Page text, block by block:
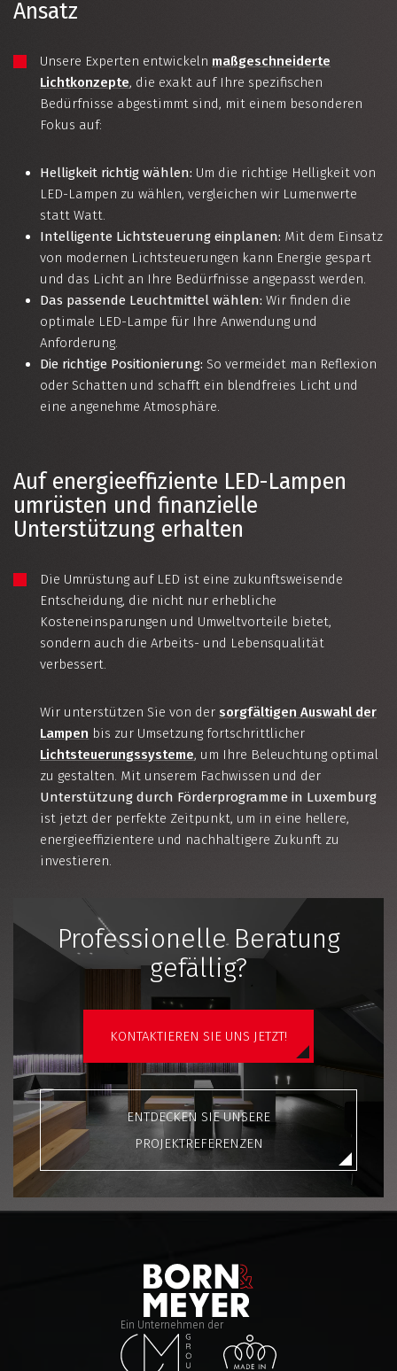
Ansatz
Unsere Experten entwickeln maßgeschneiderte
Lichtkonzepte, die exakt auf Ihre spezifischen
Bedürfnisse abgestimmt sind, mit einem besonderen
Fokus auf:
Helligkeit richtig wählen: Um die richtige Helligkeit von
LED-Lampen zu wählen, vergleichen wir Lumenwerte
statt Watt.
Intelligente Lichtsteuerung einplanen: Mit dem Einsatz
von modernen Lichtsteuerungen kann Energie gespart
und das Licht an Ihre Bedürfnisse angepasst werden.
Das passende Leuchtmittel wählen: Wir finden die
optimale LED-Lampe für Ihre Anwendung und
Anforderung.
Die richtige Positionierung: So vermeidet man Reflexion
oder Schatten und schafft ein blendfreies Licht und
eine angenehme Atmosphäre.
Auf energieeffiziente LED-Lampen
umrüsten und finanzielle
Unterstützung erhalten
Die Umrüstung auf LED ist eine zukunftsweisende
Entscheidung, die nicht nur erhebliche
Kosteneinsparungen und Umweltvorteile bietet,
sondern auch die Arbeits- und Lebensqualität
verbessert.
Wir unterstützen Sie von der sorgfältigen Auswahl der
Lampen bis zur Umsetzung fortschrittlicher
Lichtsteuerungssysteme, um Ihre Beleuchtung optimal
zu gestalten. Mit unserem Fachwissen und der
Unterstützung durch Förderprogramme in Luxemburg
ist jetzt der perfekte Zeitpunkt, um in eine hellere,
energieeffizientere und nachhaltigere Zukunft zu
investieren.
Professionelle Beratung
gefällig?
KONTAKTIEREN SIE UNS JETZT!
ENTDECKEN SIE UNSERE
PROJEKTREFERENZEN
Ein Unternehmen der